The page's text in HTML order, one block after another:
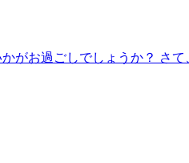
がお過ごしでしょうか？ さ